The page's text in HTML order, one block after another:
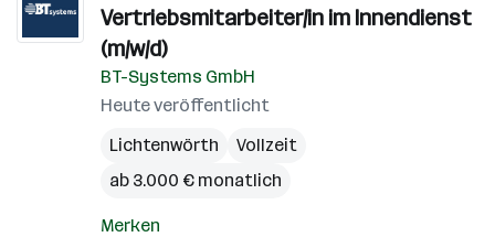
Vertriebsmitarbeiter/in im Innendienst
(m/w/d)
BT-Systems GmbH
Heute veröffentlicht
Lichtenwörth
Vollzeit
ab 3.000 € monatlich
Merken